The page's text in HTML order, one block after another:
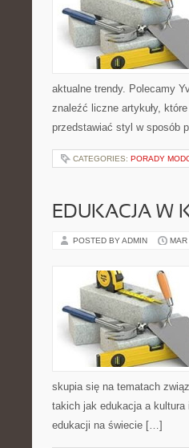
aktualne trendy. Polecamy
znaleźć liczne artykuły,
przedstawiać styl w sposób
CATEGORIES: PORADY
EDUKACJA W
POSTED BY ADMIN
skupia się na tematach
takich jak edukacja a
edukacji na świecie […]